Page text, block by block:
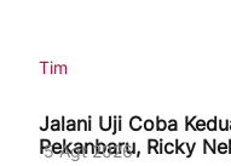
Tim
Jalani Uji Coba
Pekanbaru, Ricky
5 Agt 2026